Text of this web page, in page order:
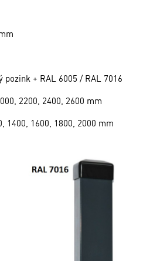
pozink + RAL 6005 / RAL 7016
2200, 2400, 2600 mm
1400, 1600, 1800, 2000 mm